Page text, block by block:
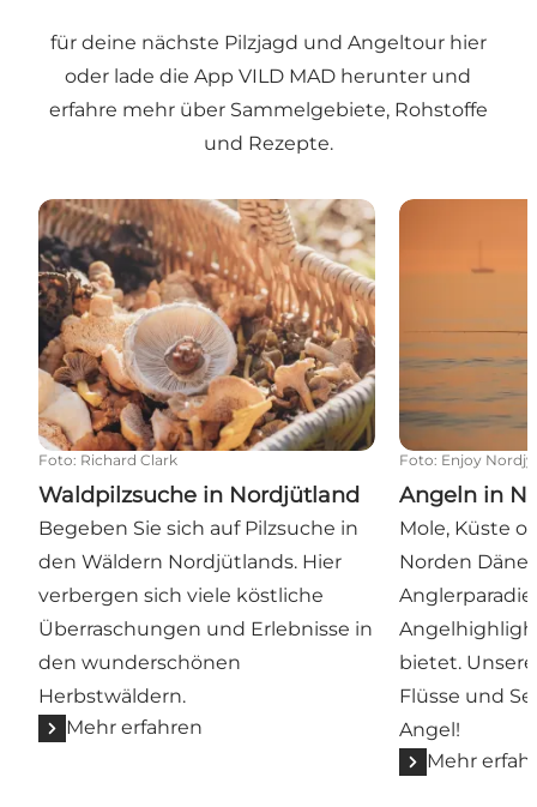
für deine nächste Pilzjagd und Angeltour hier
oder lade die App VILD MAD herunter und
erfahre mehr über Sammelgebiete, Rohstoffe
und Rezepte.
Waldpilzsuche in Nordjütland
Foto: Richard Clark
Waldpilzsuche in Nordjütland
Begeben Sie sich auf Pilzsuche in
den Wäldern Nordjütlands. Hier
verbergen sich viele köstliche
Überraschungen und Erlebnisse in
den wunderschönen
Herbstwäldern.
Mehr erfahren
Angeln in
Foto: Enjoy
Angeln in
Mole, Küste
Norden
bietet.
Flüsse und
Angel!
Mehr